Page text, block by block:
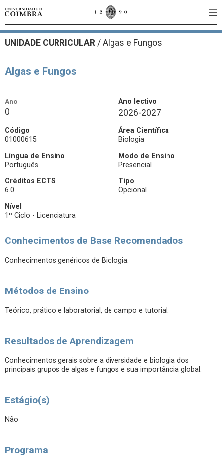
UNIDADE CURRICULAR / Algas e Fungos
Algas e Fungos
Ano
0
Ano lectivo
2026-2027
Código
01000615
Área Científica
Biologia
Língua de Ensino
Português
Modo de Ensino
Presencial
Créditos ECTS
6.0
Tipo
Opcional
Nível
1º Ciclo - Licenciatura
Conhecimentos de Base Recomendados
Conhecimentos genéricos de Biologia.
Métodos de Ensino
Teórico, prático e laboratorial, de campo e tutorial.
Resultados de Aprendizagem
Conhecimentos gerais sobre a diversidade e biologia dos
principais grupos de algas e fungos e sua importância global.
Estágio(s)
Não
Programa